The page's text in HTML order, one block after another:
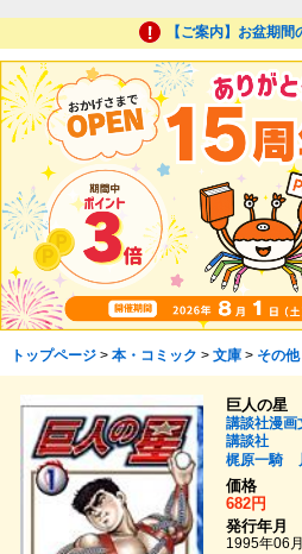
【ご案内】お盆期
トップページ> 本・コミック > 文庫> その他
巨人の星
講談社漫
講談社
梶原一騎
価格
682円
発行年月
1995年06月